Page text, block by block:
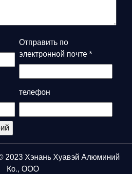
Отправить по
электронной почте *
телефон
2023 Хэнань Хуавэй Алюминий
Ко., ООО